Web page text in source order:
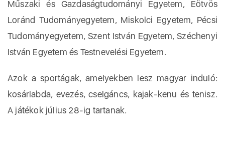
Műszaki és Gazdaságtudományi Egyetem, Eötvös
Loránd Tudományegyetem, Miskolci Egyetem, Pécsi
Tudományegyetem, Szent István Egyetem, Széchenyi
István Egyetem és Testnevelési Egyetem.
Azok a sportágak, amelyekben lesz magyar induló:
kosárlabda, evezés, cselgáncs, kajak-kenu és tenisz.
A játékok július 28-ig tartanak.